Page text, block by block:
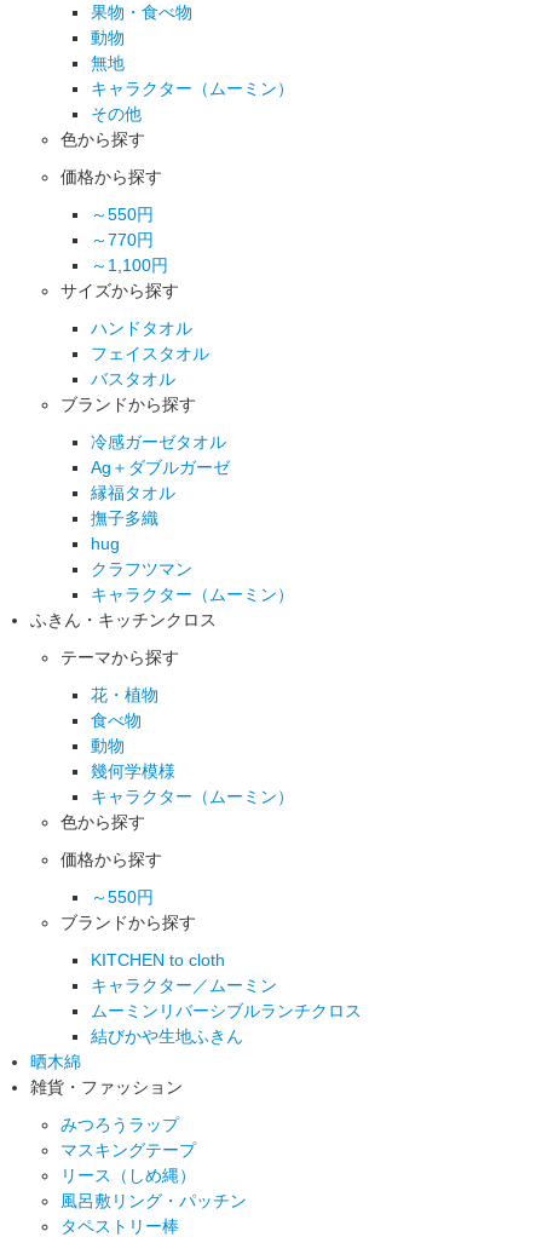
果物・食べ物
動物
無地
キャラクター（ムーミン）
その他
色から探す
価格から探す
～550円
～770円
～1,100円
サイズから探す
ハンドタオル
フェイスタオル
バスタオル
ブランドから探す
冷感ガーゼタオル
Ag＋ダブルガーゼ
縁福タオル
撫子多織
hug
クラフツマン
キャラクター（ムーミン）
ふきん・キッチンクロス
テーマから探す
花・植物
食べ物
動物
幾何学模様
キャラクター（ムーミン）
色から探す
価格から探す
～550円
ブランドから探す
KITCHEN to cloth
キャラクター／ムーミン
ムーミンリバーシブルランチクロス
結びかや生地ふきん
晒木綿
雑貨・ファッション
みつろうラップ
マスキングテープ
リース（しめ縄）
風呂敷リング・パッチン
タペストリー棒